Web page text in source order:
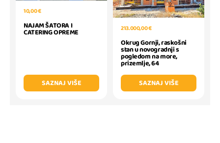
10,00 €
NAJAM ŠATORA I
CATERING OPREME
SAZNAJ VIŠE
213.000,00 €
Okrug Gornji, raskošni
stan u novogradnji s
pogledom na more,
prizemlje, 64
SAZNAJ VIŠE